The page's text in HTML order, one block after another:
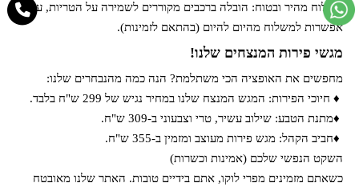
משלוח מהיר ובטוח: הובלה ברכבים מקוררים לשמירה על הטריות, עם
אפשרות למשלוח מהיום להיום (בהתאם לזמינות).
מגשי פירות המנצחים שלנו!
מחפשים את האופציה הכי משתלמת? הנה כמה מהנבחרים שלנו:
♦ חיוכי הפירות: המגש המנצח שלנו במחיר נגיש של 299 ש"ח בלבד.
♦מתנת הטבע: שילוב עשיר, טרי וצבעוני ב-309 ש"ח.
♦חביב הקהל: מגש פירות מעוצב ומזמין ב-355 ש"ח.
השקט הנפשי שלכם (אמינות וכשרות)
כשאתם מזמינים מפרי לוקו, אתם בידיים טובות. האתר שלנו מאובטח